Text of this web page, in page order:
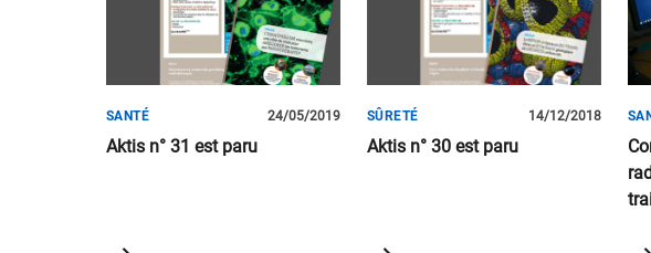
Aktis n° 31 est paru
SANTÉ 24/05/2019
Aktis n° 30 est paru
SÛRETÉ 14/12/2018